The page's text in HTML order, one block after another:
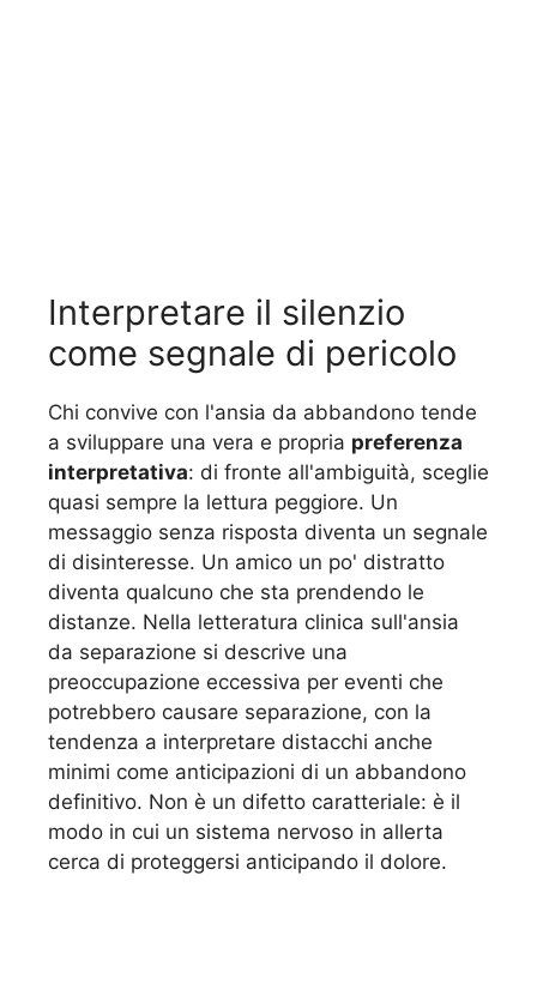
Interpretare il silenzio
come segnale di pericolo
Chi convive con l'ansia da abbandono tende
a sviluppare una vera e propria preferenza
interpretativa: di fronte all'ambiguità, sceglie
quasi sempre la lettura peggiore. Un
messaggio senza risposta diventa un segnale
di disinteresse. Un amico un po' distratto
diventa qualcuno che sta prendendo le
distanze. Nella letteratura clinica sull'ansia
da separazione si descrive una
preoccupazione eccessiva per eventi che
potrebbero causare separazione, con la
tendenza a interpretare distacchi anche
minimi come anticipazioni di un abbandono
definitivo. Non è un difetto caratteriale: è il
modo in cui un sistema nervoso in allerta
cerca di proteggersi anticipando il dolore.